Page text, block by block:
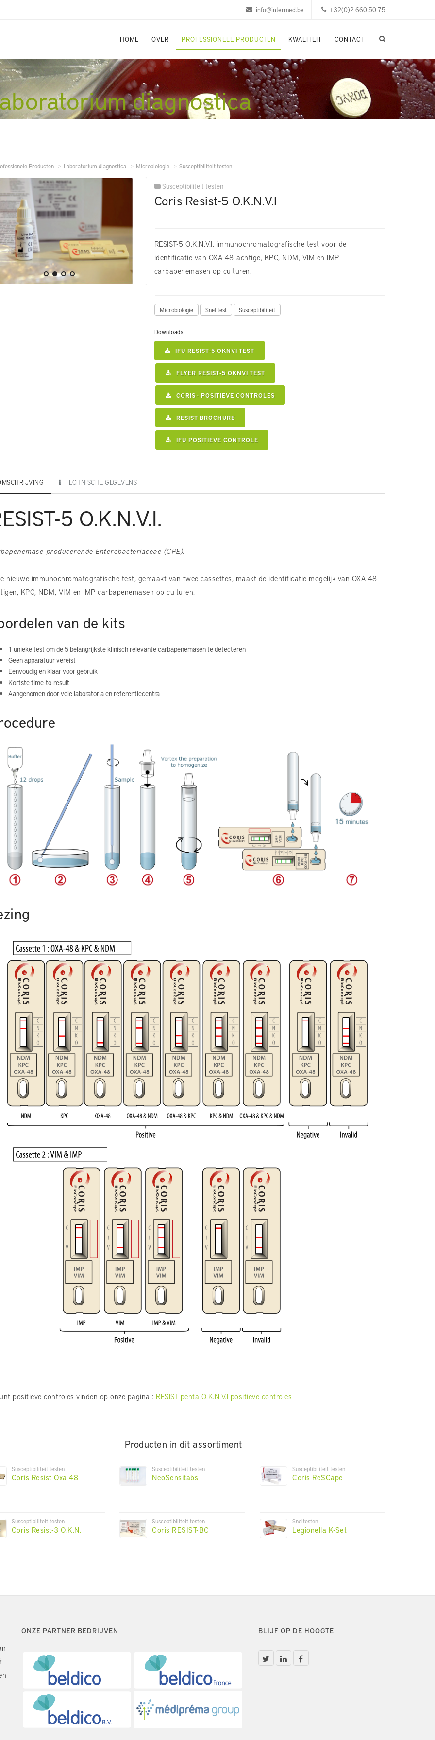
+32(0)2 660 50 75
info@intermed.be
HOME OVER PROFESSIONELE PRODUCTEN KWALITEIT CONTACT
diagnostica
Producten Laboratorium diagnostica Microbiologie Susceptibiliteit testen
Susceptibiliteit testen
Coris Resist-5 O.K.N.V.I
RESIST-5 O.K.N.V.I. immunochromatografische test voor de
identificatie van OXA-48-achtige, KPC, NDM, VIM en IMP
carbapenemasen op culturen.
Microbiologie Snel test Susceptibiliteit
Downloads
IFU RESIST-5 OKNVI TEST
FLYER RESIST-5 OKNVI TEST
CORIS - POSITIEVE CONTROLES
RESIST BROCHURE
IFU POSITIEVE CONTROLE
TECHNISCHE GEGEVENS
5 O.K.N.V.I.
producerende Enterobacteriaceae (CPE).
nieuwe immunochromatografische test, gemaakt van twee cassettes, maakt de identificatie mogelijk van OXA-48-
KPC, NDM, VIM en IMP carbapenemasen op culturen.
van de kits
1 unieke test om de 5 belangrijkste klinisch relevante carbapenemasen te detecteren
Geen apparatuur vereist
Eenvoudig en klaar voor gebruik
Kortste time-to-result
Aangenomen door vele laboratoria en referentiecentra
positieve controles vinden op onze pagina : RESIST penta O.K.N.V.I positieve controles
Producten in dit assortiment
Susceptibiliteit testen
Coris Resist Oxa 48
Susceptibiliteit testen
Coris Resist-3 O.K.N.
Susceptibiliteit testen
NeoSensitabs
Susceptibiliteit testen
Coris RESIST-BC
Susceptibiliteit testen
Coris ReSCape
Sneltesten
Legionella K-Set
ONZE PARTNER BEDRIJVEN BLIJF OP DE HOOGTE